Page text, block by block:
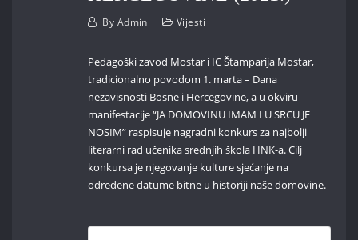
By Admin Vijesti
Pedagoški zavod Mostar i IC Štamparija Mostar,
tradicionalno povodom 1. marta – Dana
nezavisnosti Bosne i Hercegovine, a u okviru
manifestacije “JA DOMOVINU IMAM I U SRCU JE
NOSIM” raspisuje nagradni konkurs za najbolji
literarni rad učenika srednjih škola HNK-a. Cilj
konkursa je njegovanje kulture sjećanje na
određene datume bitne u historiji naše domovine.